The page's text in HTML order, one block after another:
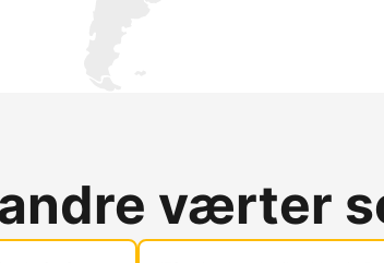
værter